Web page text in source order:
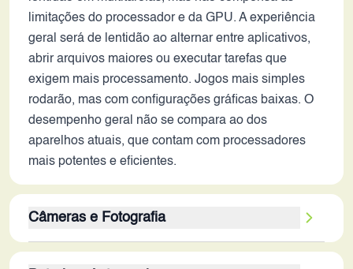
limitações do processador e da GPU. A experiência
geral será de lentidão ao alternar entre aplicativos,
abrir arquivos maiores ou executar tarefas que
exigem mais processamento. Jogos mais simples
rodarão, mas com configurações gráficas baixas. O
desempenho geral não se compara ao dos
aparelhos atuais, que contam com processadores
mais potentes e eficientes.
Câmeras e Fotografia